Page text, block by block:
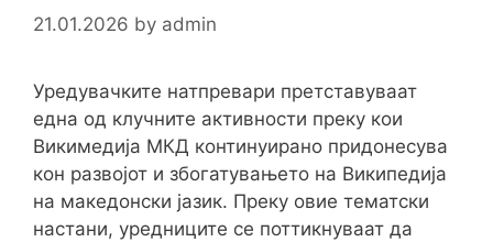
21.01.2026 by admin
Уредувачките натпревари претставуваат
една од клучните активности преку кои
Викимедија МКД континуирано придонесува
кон развојот и збогатувањето на Википедија
на македонски јазик. Преку овие тематски
настани, уредниците се поттикнуваат да